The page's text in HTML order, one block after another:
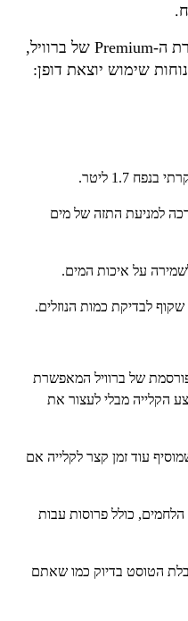
הסט כולל את המכשירים מסדרת ה-Premium של ברוויל,
שימוש יוצאת דופן:
1.7 ליטר.
רכה למניעת התזה של מים
על איכות המים.
שקוף לבדיקת כמות הנוזלים.
של ברוויל המאפשרת
הקלייה מבלי לעצור את
עוד זמן קצר לקלייה אם
הלחמים, כולל פרוסות עבות
הטוסט בדיוק כמו שאתם